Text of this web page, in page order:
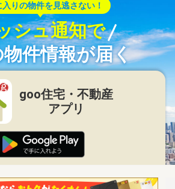
入りの物件を見逃さない！
シュ通知で
件情報が届く
goo住宅・不動産
アプリ